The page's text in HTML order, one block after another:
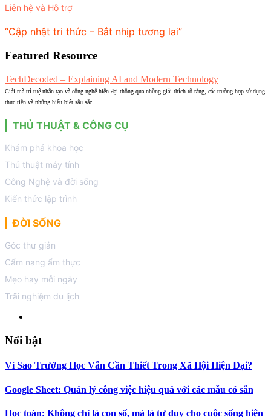
Liên hệ và Hỗ trợ
“Cập nhật tri thức – Bắt nhịp tương lai”
Featured Resource
TechDecoded – Explaining AI and Modern Technology
Giải mã trí tuệ nhân tạo và công nghệ hiện đại thông qua những giải thích rõ ràng, các trường hợp sử dụng
thực tiễn và những hiểu biết sâu sắc.
THỦ THUẬT & CÔNG CỤ
Khám phá khoa học
Thủ thuật máy tính
Công Nghệ và đời sống
Kiến thức lập trình
ĐỜI SỐNG
Góc thư giản
Cẩm nang ẩm thực
Mẹo hay mỗi ngày
Trãi nghiệm du lịch
Nổi bật
Vì Sao Trường Học Vẫn Cần Thiết Trong Xã Hội Hiện Đại?
Google Sheet: Quản lý công việc hiệu quả với các mẫu có sẵn
Học toán: Không chỉ là con số, mà là tư duy cho cuộc sống hiện